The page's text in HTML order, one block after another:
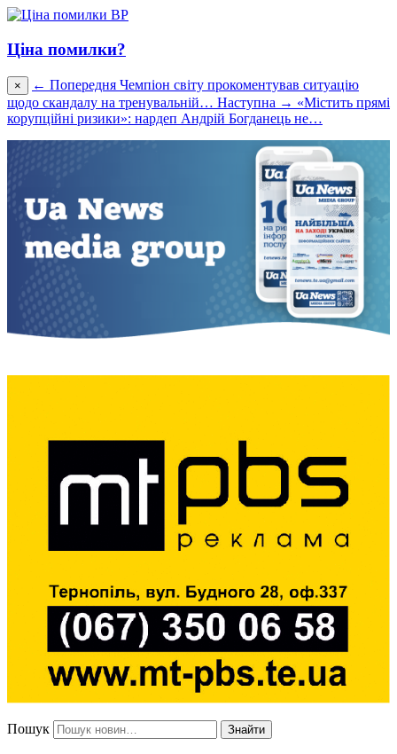
Ціна помилки?
× ← Попередня Чемпіон світу прокоментував ситуацію
щодо скандалу на тренувальній… Наступна → «Містить прямі
корупційні ризики»: нардеп Андрій Богданець не…
Пошук Знайти